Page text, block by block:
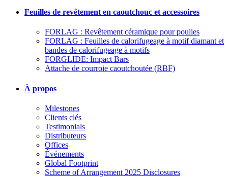
Feuilles de revêtement en caoutchouc et accessoires
FORLAG : Revêtement céramique pour poulies
FORLAG : Feuilles de calorifugeage à motif diamant et
bandes de calorifugeage à motifs
FORGLIDE: Impact Bars
Attache de courroie caoutchoutée (RBF)
À propos
Milestones
Clients clés
Testimonials
Distributeurs
Offices
Événements
Global Footprint
Scheme of Arrangement 2025 Disclosures